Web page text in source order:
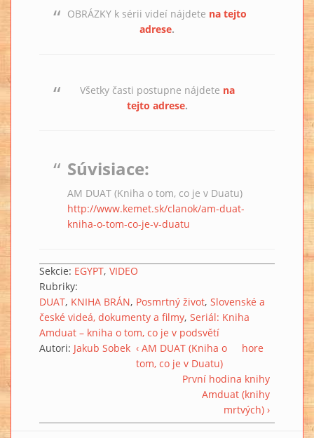
OBRÁZKY k sérii videí nájdete na tejto
adrese.
Všetky časti postupne nájdete na
tejto adrese.
Súvisiace:
AM DUAT (Kniha o tom, co je v Duatu)
http://www.kemet.sk/clanok/am-duat-
kniha-o-tom-co-je-v-duatu
Sekcie: EGYPT VIDEO
Rubriky:
DUAT KNIHA BRÁN Posmrtný život Slovenské a
české videá, dokumenty a filmy Seriál: Kniha
Amduat – kniha o tom, co je v podsvětí
Autori: Jakub Sobek ‹ AM DUAT (Kniha o
tom, co je v Duatu)
hore
První hodina knihy
Amduat (knihy
mrtvých) ›